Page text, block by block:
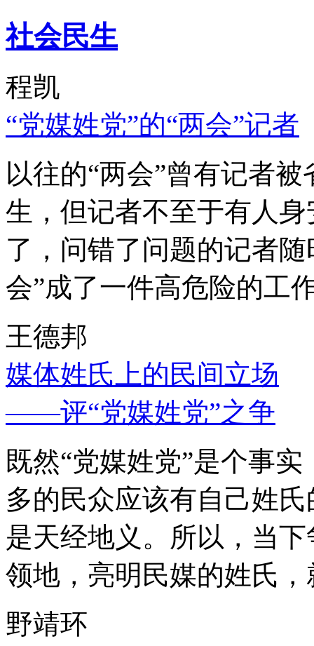
社会民生
程凯
“党媒姓党”的“两会”记者
以往的“两会”曾有记者
生，但记者不至于有人
了，问错了问题的记者
会”成了一件高危险的工
王德邦
媒体姓氏上的民间立场
——评“党媒姓党”之争
既然“党媒姓党”是个事
多的民众应该有自己姓
是天经地义。所以，当
领地，亮明民媒的姓氏
野靖环